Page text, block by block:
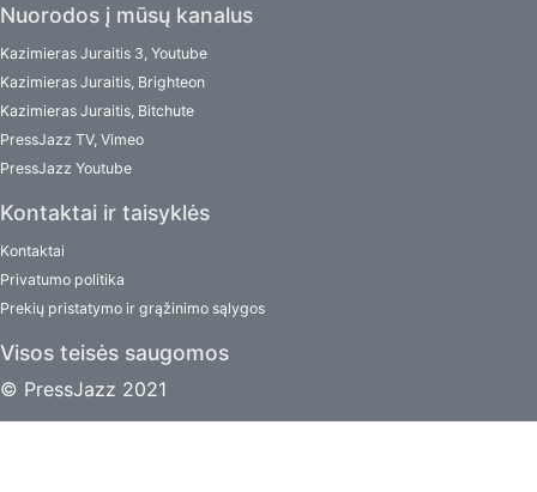
Nuorodos į mūsų kanalus
Kazimieras Juraitis 3, Youtube
Kazimieras Juraitis, Brighteon
Kazimieras Juraitis, Bitchute
PressJazz TV, Vimeo
PressJazz Youtube
Kontaktai ir taisyklės
Kontaktai
Privatumo politika
Prekių pristatymo ir grąžinimo sąlygos
Visos teisės saugomos
© PressJazz 2021